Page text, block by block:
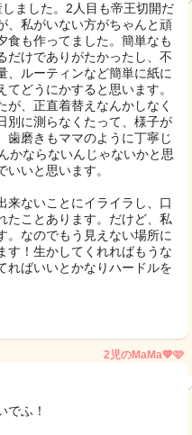
ました。2人目も帝王切開だ
、私がいない方がちゃんと頑
食も作ってました。簡単なも
だけでありがたかったし、不
、ルーティンなど簡単に紙に
どうにかすると思います。
、正直着替えなんかしなく
別に測らなくたって、様子が
歯磨きもママのように丁寧じ
かならないんじゃないかと思
いと思います。
来ないことにイライラし、口
たことあります。だけど、私
。なのでもう見えない場所に
す！生かしてくれればもうな
ればいいとかなりハードルを
2児のMaMa💙🩷
でふ！